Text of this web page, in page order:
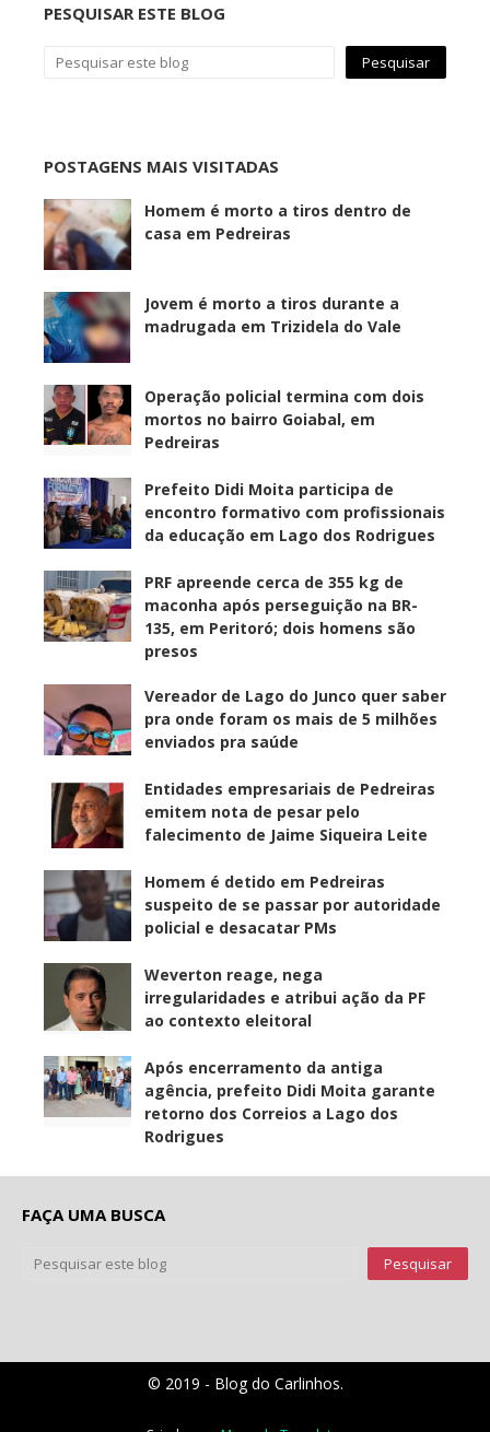
PESQUISAR ESTE BLOG
POSTAGENS MAIS VISITADAS
Homem é morto a tiros dentro de
casa em Pedreiras
Jovem é morto a tiros durante a
madrugada em Trizidela do Vale
Operação policial termina com dois
mortos no bairro Goiabal, em
Pedreiras
Prefeito Didi Moita participa de
encontro formativo com profissionais
da educação em Lago dos Rodrigues
PRF apreende cerca de 355 kg de
maconha após perseguição na BR-
135, em Peritoró; dois homens são
presos
Vereador de Lago do Junco quer saber
pra onde foram os mais de 5 milhões
enviados pra saúde
Entidades empresariais de Pedreiras
emitem nota de pesar pelo
falecimento de Jaime Siqueira Leite
Homem é detido em Pedreiras
suspeito de se passar por autoridade
policial e desacatar PMs
Weverton reage, nega
irregularidades e atribui ação da PF
ao contexto eleitoral
Após encerramento da antiga
agência, prefeito Didi Moita garante
retorno dos Correios a Lago dos
Rodrigues
FAÇA UMA BUSCA
© 2019 - Blog do Carlinhos.